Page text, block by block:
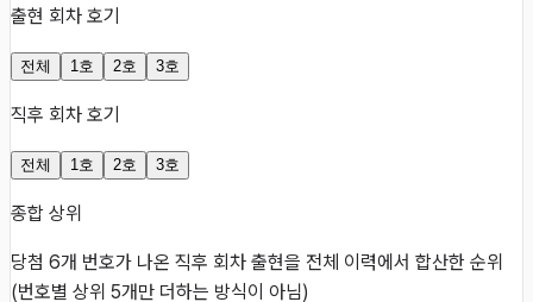
출현 회차 호기
전체 1호 2호 3호
직후 회차 호기
전체 1호 2호 3호
종합 상위
당첨 6개 번호가 나온 직후 회차 출현을 전체 이력에서 합산한 순위
(번호별 상위 5개만 더하는 방식이 아님)